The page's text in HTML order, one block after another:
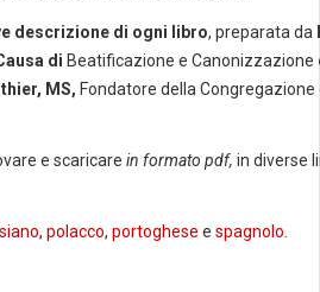
descrizione di ogni libro, preparata da
di Beatificazione e Canonizzazione
MS, Fondatore della
e scaricare in formato pdf, in diverse
, polacco, portoghese e spagnolo